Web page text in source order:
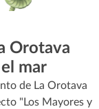
Orotava
mar
de La Orotava
"Los Mayores y